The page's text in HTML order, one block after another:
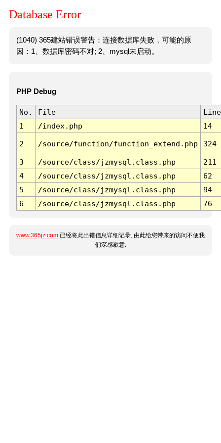
Database Error
(1040) 365建站错误警告：连接数据库失败，可能的原
因：1、数据库密码不对; 2、mysql未启动。
PHP Debug
No. File
Line
1
/index.php 14
2 /source/function/function_extend.php 324
3 /source/class/jzmysql.class.php
211
4
/source/class/jzmysql.class.php
62
5
/source/class/jzmysql.class.php
94
6
/source/class/jzmysql.class.php 76
www.365jz.com 已经将此出错信息详细记录, 由此给您带来的访问不便我
们深感歉意.